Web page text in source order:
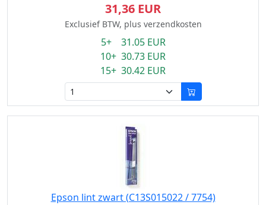
31,36 EUR
Exclusief BTW, plus verzendkosten
5+ 31.05 EUR
10+ 30.73 EUR
15+ 30.42 EUR
Epson lint zwart (C13S015022 / 7754)